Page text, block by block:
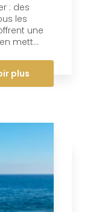
: des
les
une
mett...
plus